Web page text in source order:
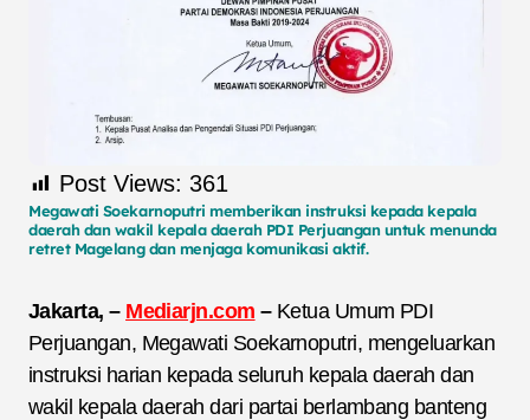
Post Views: 361
Megawati Soekarnoputri memberikan instruksi kepada kepala
daerah dan wakil kepala daerah PDI Perjuangan untuk menunda
retret Magelang dan menjaga komunikasi aktif.
Jakarta, – Mediarjn.com –Ketua Umum PDI
Perjuangan, Megawati Soekarnoputri, mengeluarkan
instruksi harian kepada seluruh kepala daerah dan
wakil kepala daerah dari partai berlambang banteng